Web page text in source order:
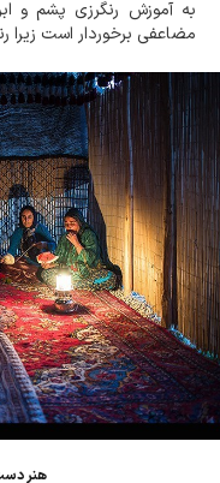
به آموزش رنگرزی پشم و
مضاعفی برخوردار است زیرا
شخصاً بارها ش...
هنر